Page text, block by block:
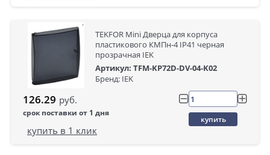
TEKFOR Mini Дверца для корпуса
пластикового КМПн-4 IP41 черная
прозрачная IEK
Артикул: TFM-KP72D-DV-04-K02
Бренд: IEK
126.29 руб.
срок поставки от 1 дня
купить
купить в 1 клик